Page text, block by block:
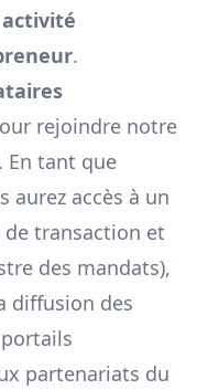
activité
.
rejoindre notre
. En tant que
aurez accès à un
transaction et
des mandats),
diffusion des
partenariats du